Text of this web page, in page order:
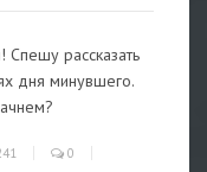
рассказать
дня минувшего.
0